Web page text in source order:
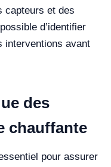
capteurs et des
d’identifier
interventions avant
des
chauffante
pour assurer